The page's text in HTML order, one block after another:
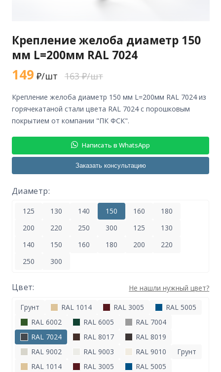
Крепление желоба диаметр 150
мм L=200мм RAL 7024
149 ₽/шт 163 ₽/шт
крепление желоба диаметр 150 мм L=200мм RAL 7024 из
горячекатаной стали цвета RAL 7024 с порошковым
покрытием от компании "ПК ФСК".
Написать в WhatsApp
Заказать консультацию
Диаметр:
125 130 140 150 160
180
200
220 250 300 125
130
140
150 160 180 200
220
250
300
Цвет: Не нашли нужный цвет?
Грунт RAL 1014 RAL 3005
RAL 5005
RAL 6002
RAL 6005
RAL 7004
RAL 7024
RAL 8017
RAL 8019
RAL 9002
RAL 9003 RAL 9010
Грунт
RAL 1014
RAL 3005
RAL 5005